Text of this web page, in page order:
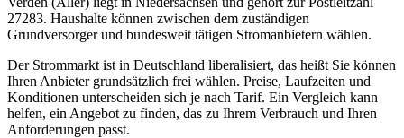
27283. Haushalte können zwischen dem zuständigen
Grundversorger und bundesweit tätigen Stromanbietern wählen.
Der Strommarkt ist in Deutschland liberalisiert, das heißt Sie können
Ihren Anbieter grundsätzlich frei wählen. Preise, Laufzeiten und
Konditionen unterscheiden sich je nach Tarif. Ein Vergleich kann
helfen, ein Angebot zu finden, das zu Ihrem Verbrauch und Ihren
Anforderungen passt.